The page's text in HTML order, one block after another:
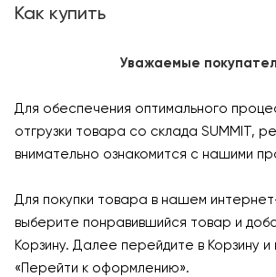
Как купить
Уважаемые
Для обеспечения оптимального
отгрузки товара со склада SUMMIT,
внимательно ознакомится с нашими
Для покупки товара в нашем
выберите понравившийся товар и
Корзину. Далее перейдите в Корзину
«Перейти к оформлению».